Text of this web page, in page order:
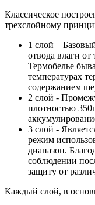
Классическое
трехслойному
1 слой –
отвода влаги
Термобелье
температурах
содержанием
2 слой -
плотностью
3 слой -
режим
диапазон.
соблюдении
защиту от
Каждый слой, в